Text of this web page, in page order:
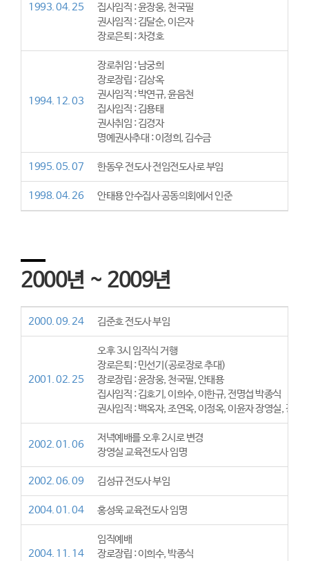
1993. 04. 25
집사임직 : 윤장웅, 천국필
권사임직 : 김달순, 이은자
장로은퇴 : 차경호
1994. 12. 03
장로취임 : 남궁희
장로장립 : 김상옥
권사임직 : 박연규, 윤음천
집사임직 : 김용태
권사취임 : 김경자
명예권사추대 : 이정희, 김수금
1995. 05. 07 한동우 전도사 전임전도사로 부임
1998. 04. 26 안태용 안수집사 공동의회에서 인준
2000년 ~ 2009년
2000. 09. 24 김준호 전도사 부임
2001. 02. 25
오후 3시 임직식 거행
장로은퇴 : 민선기(공로장로 추대)
장로장립 : 윤장웅, 천국필, 안태용
집사임직 : 김호기, 이희수, 이한규, 전명섭 박종식
권사임직 : 백옥자, 조연옥, 이정옥, 이윤자 장영실, 강금
2002. 01. 06
저녁예배를 오후 2시로 변경
장영실 교육전도사 임명
2002. 06. 09 김성규 전도사 부임
2004. 01. 04 홍성욱 교육전도사 임명
2004. 11. 14
임직예배
장로장립 : 이희수, 박종식